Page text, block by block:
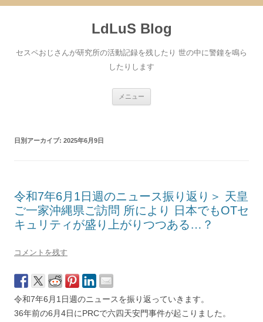
へ
ス
LdLuS Blog
セスペおじさんが研究所の活動記録を残したり 世の中に警鐘を鳴ら
したりします
メニュー
日別アーカイブ: 2025年6月9日
令和7年6月1日週のニュース振り返り＞ 天皇
ご一家沖縄県ご訪問 所により 日本でもOTセ
キュリティが盛り上がりつつある…？
コメントを残す
令和7年6月1日週のニュースを振り返っていきます。
36年前の6月4日にPRCで六四天安門事件が起こりました。